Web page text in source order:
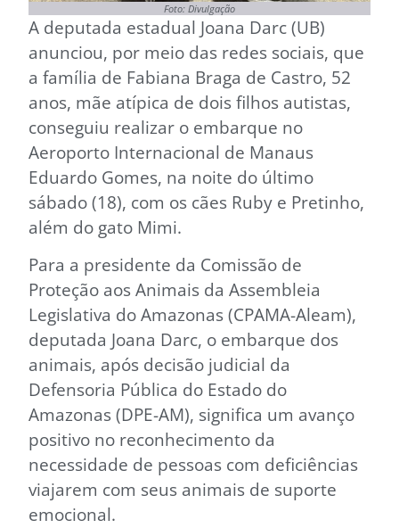
Foto: Divulgação
A deputada estadual Joana Darc (UB)
anunciou, por meio das redes sociais, que
a família de Fabiana Braga de Castro, 52
anos, mãe atípica de dois filhos autistas,
conseguiu realizar o embarque no
Aeroporto Internacional de Manaus
Eduardo Gomes, na noite do último
sábado (18), com os cães Ruby e Pretinho,
além do gato Mimi.
Para a presidente da Comissão de
Proteção aos Animais da Assembleia
Legislativa do Amazonas (CPAMA-Aleam),
deputada Joana Darc, o embarque dos
animais, após decisão judicial da
Defensoria Pública do Estado do
Amazonas (DPE-AM), significa um avanço
positivo no reconhecimento da
necessidade de pessoas com deficiências
viajarem com seus animais de suporte
emocional.